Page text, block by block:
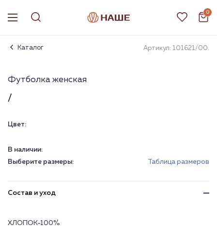
0
Каталог Артикул: 101621/00.
Футболка женская
/
Цвет:
В наличии:
Выберите размеры:
Таблица размеров
Состав и уход
ХЛОПОК-100%